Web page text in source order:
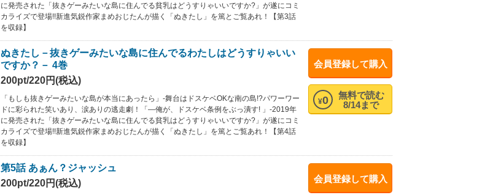
に発売された「抜きゲーみたいな島に住んでる貧乳はどうすりゃいいですか?」が遂にコミ
カライズで登場!!新進気鋭作家まめおじたんが描く「ぬきたし」を篤とご覧あれ！【第3話
を収録】
会員登録して購入
無料で読む
8/14まで
¥0
ぬきたし－抜きゲーみたいな島に住んでるわたしはどうすりゃいい
ですか？－ 4巻
200pt/220円(税込)
「もしも抜きゲーみたいな島が本当にあったら」-舞台はドスケベOKな南の島!?パワーワー
ドに彩られた笑いあり、涙ありの逃走劇！「―俺が、ドスケベ条例をぶっ潰す! 」-2019年
に発売された「抜きゲーみたいな島に住んでる貧乳はどうすりゃいいですか?」が遂にコミ
カライズで登場!!新進気鋭作家まめおじたんが描く「ぬきたし」を篤とご覧あれ！【第4話
を収録】
会員登録して購入
第5話 あぁん？ジャッシュ
200pt/220円(税込)